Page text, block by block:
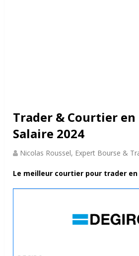
Trader & Courtier en
Salaire 2024
Nicolas Roussel, Expert Bourse &
Le meilleur courtier pour trader en